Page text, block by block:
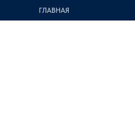
ГЛАВНАЯ